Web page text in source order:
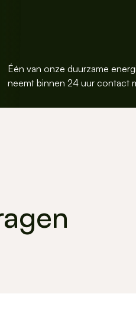
Één van onze duurzame
neemt binnen 24 uur contact